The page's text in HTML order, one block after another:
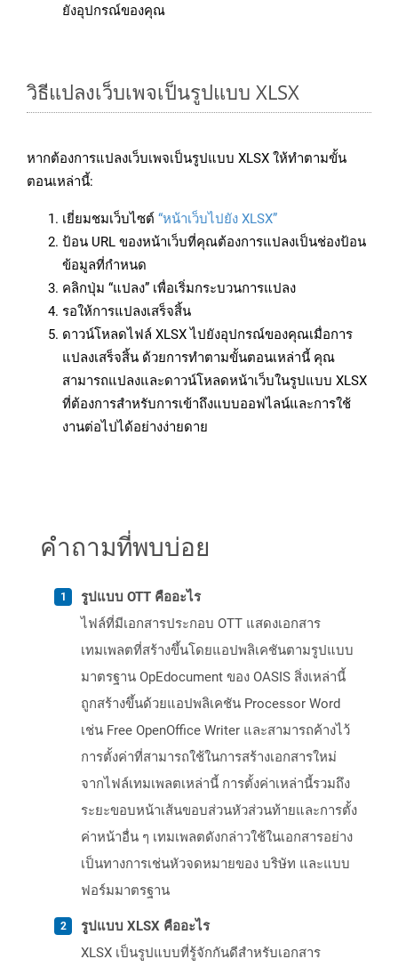
ยังอุปกรณ์ของคุณ
วิธีแปลงเว็บเพจเป็นรูปแบบ XLSX
หากต้องการแปลงเว็บเพจเป็นรูปแบบ XLSX ให้ทำตามขั้น
ตอนเหล่านี้:
เยี่ยมชมเว็บไซต์ “หน้าเว็บไปยัง XLSX”
ป้อน URL ของหน้าเว็บที่คุณต้องการแปลงเป็นช่องป้อน
ข้อมูลที่กำหนด
คลิกปุ่ม “แปลง” เพื่อเริ่มกระบวนการแปลง
รอให้การแปลงเสร็จสิ้น
ดาวน์โหลดไฟล์ XLSX ไปยังอุปกรณ์ของคุณเมื่อการ
แปลงเสร็จสิ้น ด้วยการทำตามขั้นตอนเหล่านี้ คุณ
สามารถแปลงและดาวน์โหลดหน้าเว็บในรูปแบบ XLSX
ที่ต้องการสำหรับการเข้าถึงแบบออฟไลน์และการใช้
งานต่อไปได้อย่างง่ายดาย
คำถามที่พบบ่อย
รูปแบบ OTT คืออะไร
ไฟล์ที่มีเอกสารประกอบ OTT แสดงเอกสาร
เทมเพลตที่สร้างขึ้นโดยแอปพลิเคชันตามรูปแบบ
มาตรฐาน OpEdocument ของ OASIS สิ่งเหล่านี้
ถูกสร้างขึ้นด้วยแอปพลิเคชัน Processor Word
เช่น Free OpenOffice Writer และสามารถค้างไว้
การตั้งค่าที่สามารถใช้ในการสร้างเอกสารใหม่
จากไฟล์เทมเพลตเหล่านี้ การตั้งค่าเหล่านี้รวมถึง
ระยะขอบหน้าเส้นขอบส่วนหัวส่วนท้ายและการตั้ง
ค่าหน้าอื่น ๆ เทมเพลตดังกล่าวใช้ในเอกสารอย่าง
เป็นทางการเช่นหัวจดหมายของ บริษัท และแบบ
ฟอร์มมาตรฐาน
รูปแบบ XLSX คืออะไร
XLSX เป็นรูปแบบที่รู้จักกันดีสำหรับเอกสาร